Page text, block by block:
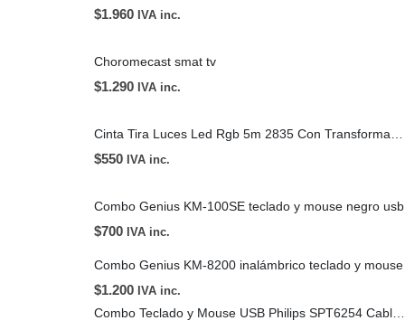
$1.960 IVA inc.
Choromecast smat tv
$1.290 IVA inc.
$550 IVA inc.
Combo Genius KM-100SE teclado y mouse negro usb
$700 IVA inc.
Combo Genius KM-8200 inalámbrico teclado y mouse
$1.200 IVA inc.
Combo Teclado y Mouse USB Philips SPT6254 Cableado